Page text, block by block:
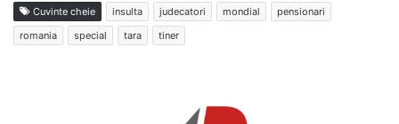
Cuvinte cheie insulta judecatori mondial
pensionari
romania
special tara tiner